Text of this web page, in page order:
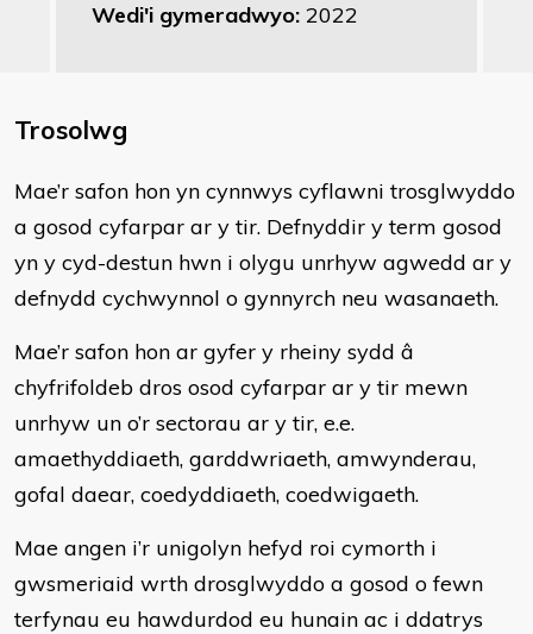
Wedi'i gymeradwyo: 2022
Trosolwg
​Mae’r safon hon yn cynnwys cyflawni trosglwyddo
a gosod cyfarpar ar y tir. Defnyddir y term gosod
yn y cyd-destun hwn i olygu unrhyw agwedd ar y
defnydd cychwynnol o gynnyrch neu wasanaeth.
Mae’r safon hon ar gyfer y rheiny sydd â
chyfrifoldeb dros osod cyfarpar ar y tir mewn
unrhyw un o’r sectorau ar y tir, e.e.
amaethyddiaeth, garddwriaeth, amwynderau,
gofal daear, coedyddiaeth, coedwigaeth.
Mae angen i’r unigolyn hefyd roi cymorth i
gwsmeriaid wrth drosglwyddo a gosod o fewn
terfynau eu hawdurdod eu hunain ac i ddatrys